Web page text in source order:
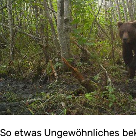
So etwas Ungewöhnliches